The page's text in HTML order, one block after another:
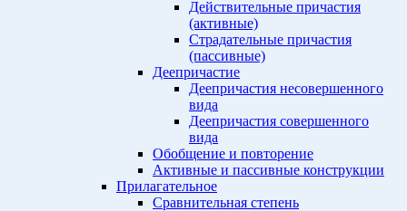
Действительные причастия
(активные)
Страдательные причастия
(пассивные)
Деепричастие
Деепричастия несовершенного
вида
Деепричастия совершенного
вида
Обобщение и повторение
Активные и пассивные конструкции
Прилагательное
Сравнительная степень